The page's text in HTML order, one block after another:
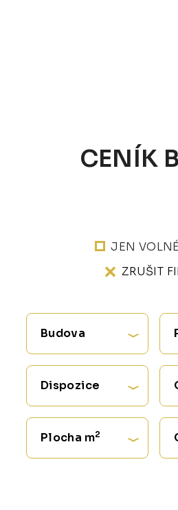
CENÍK
JEN
ZRUŠIT
Budova
Dispozice
Plocha m2